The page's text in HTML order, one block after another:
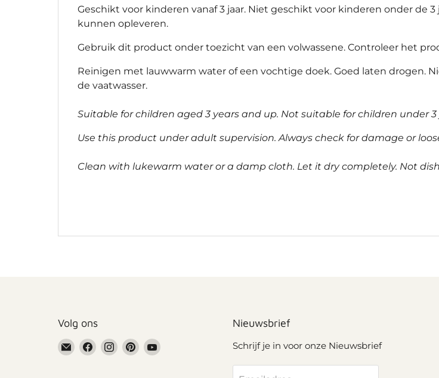
Geschikt voor kinderen vanaf 3 jaar. Niet geschikt voor kinderen onder de
kunnen opleveren.
Gebruik dit product onder toezicht van een volwassene. Controleer het
Reinigen met lauwwarm water of een vochtige doek. Goed laten drogen.
de vaatwasser.
Suitable for children aged 3 years and up. Not suitable for children under
Use this product under adult supervision. Always check for damage or
Clean with lukewarm water or a damp cloth. Let it dry completely. Not
Volg ons
EmailVindVindVindVind
Nieuwsbrief
Schrijf je in voor onze Nieuwsbrief